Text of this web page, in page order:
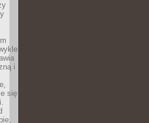
i
się